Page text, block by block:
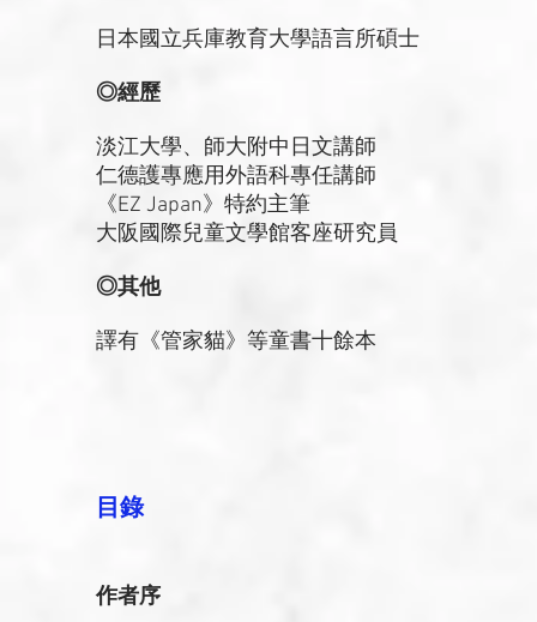
日本國立兵庫教育大學語言所碩士
◎經歷
淡江大學、師大附中日文講師
仁德護專應用外語科專任講師
《EZ Japan》特約主筆
大阪國際兒童文學館客座研究員
◎其他
譯有《管家貓》等童書十餘本
目錄
作者序